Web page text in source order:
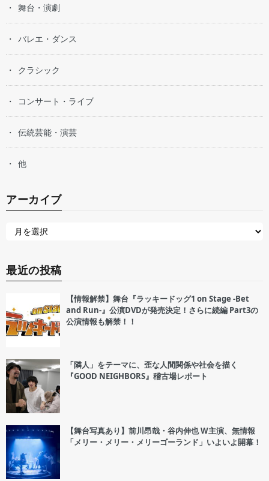
舞台・演劇
バレエ・ダンス
クラシック
コンサート・ライブ
伝統芸能・演芸
他
アーカイブ
最近の投稿
【情報解禁】舞台『ラッキードッグ1 on Stage -Bet
and Run-』公演DVDが発売決定！さらに続編 Part3の
公演情報も解禁！！
「隣人」をテーマに、歪な人間関係や社会を描く
『GOOD NEIGHBORS』稽古場レポート
【舞台写真あり】前川昂哉・谷内伸也 W主演、無情報
「メリー・メリー・メリーゴーランド」いよいよ開幕！